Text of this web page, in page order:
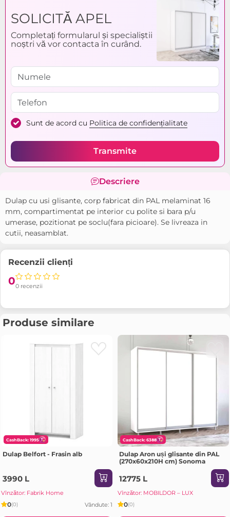
SOLICITĂ APEL
Completați formularul și specialiștii
noștri vă vor contacta în curând.
Sunt de acord cu Politica de confidențialitate
Transmite
Descriere
Dulap cu usi glisante, corp fabricat din PAL melaminat 16
mm, compartimentat pe interior cu polite si bara p/u
umerase, pozitionat pe soclu(fara picioare). Se livreaza in
cutii, neasamblat.
Recenzii clienți
00 recenzii
Produse similare
CashBack: 1995
Dulap Belfort - Frasin alb
3990 L
Vînzător: Fabrik Home
0(0) Vândute: 1
CashBack: 6388
Dulap Aron uși glisante din PAL
(270x60x210H cm) Sonoma
12775 L
Vînzător: MOBILDOR – LUX
0(0)